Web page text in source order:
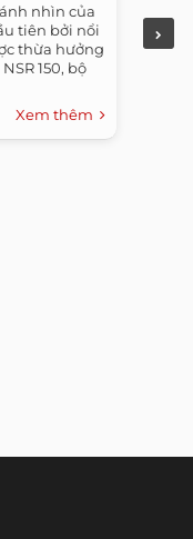
nhìn của
tiên bởi nổi
thừa hưởng
150, bộ
Xem thêm